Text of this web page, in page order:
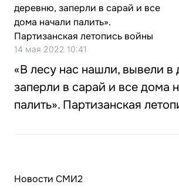
14 мая 2022 10:41
«В лесу нас нашли, вывели в
заперли в сарай и все дома
палить». Партизанская
Новости СМИ2